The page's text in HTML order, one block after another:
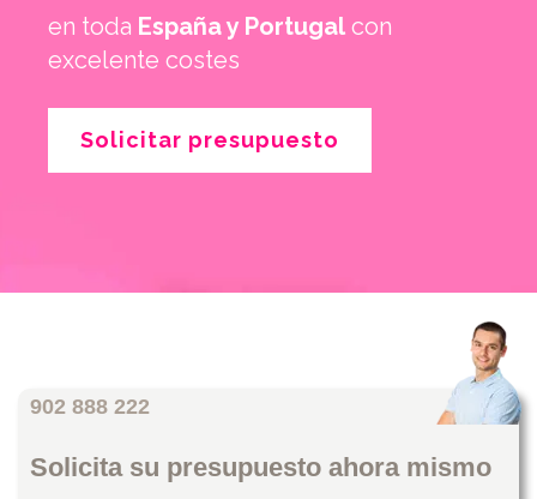
en toda España y Portugal con
excelente costes
Solicitar presupuesto
902 888 222
Solicita su presupuesto ahora mismo